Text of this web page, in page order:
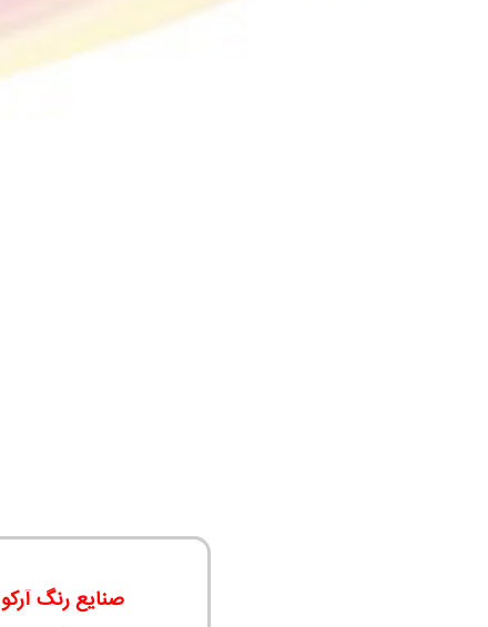
صنایع رنگ آرکو